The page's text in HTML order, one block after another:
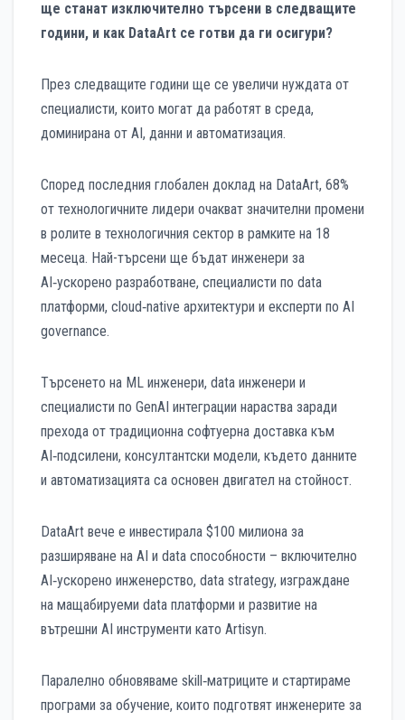
ще станат изключително търсени в следващите
години, и как DataArt се готви да ги осигури?
През следващите години ще се увеличи нуждата от
специалисти, които могат да работят в среда,
доминирана от AI, данни и автоматизация.
Според последния глобален доклад на DataArt, 68%
от технологичните лидери очакват значителни промени
в ролите в технологичния сектор в рамките на 18
месеца. Най-търсени ще бъдат инженери за
AI‑ускорено разработване, специалисти по data
платформи, cloud‑native архитектури и експерти по AI
governance.
Търсенето на ML инженери, data инженери и
специалисти по GenAI интеграции нараства заради
прехода от традиционна софтуерна доставка към
AI‑подсилени, консултантски модели, където данните
и автоматизацията са основен двигател на стойност.
DataArt вече е инвестирала $100 милиона за
разширяване на AI и data способности – включително
AI‑ускорено инженерство, data strategy, изграждане
на мащабируеми data платформи и развитие на
вътрешни AI инструменти като Artisyn.
Паралелно обновяваме skill‑матриците и стартираме
програми за обучение, които подготвят инженерите за